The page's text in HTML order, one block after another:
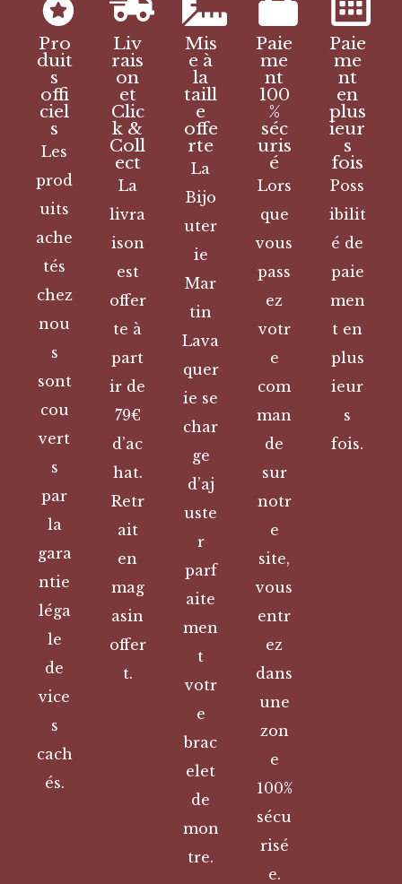
Pro
duit
s
offi
ciel
s
Les
prod
uits
ache
tés
chez
nou
s
sont
cou
vert
s
par
la
gara
ntie
léga
le
de
vice
s
cach
és.
Liv
rais
on
et
Clic
k &
Coll
ect
La
livra
ison
est
offer
te à
part
ir de
79€
d’ac
hat.
Retr
ait
en
mag
asin
offer
t.
Mis
e à
la
taill
e
offe
rte
La
Bijo
uter
ie
Mar
tin
Lava
quer
ie se
char
ge
d’aj
uste
r
parf
aite
men
t
votr
e
brac
elet
de
mon
tre.
Paie
me
nt
100
%
séc
uris
é
Lors
que
vous
pass
ez
votr
e
com
man
de
sur
notr
e
site,
vous
entr
ez
dans
une
zon
e
100%
sécu
risé
e.
Paie
me
nt
en
plus
ieur
s
fois
Poss
ibilit
é de
paie
men
t en
plus
ieur
s
fois.